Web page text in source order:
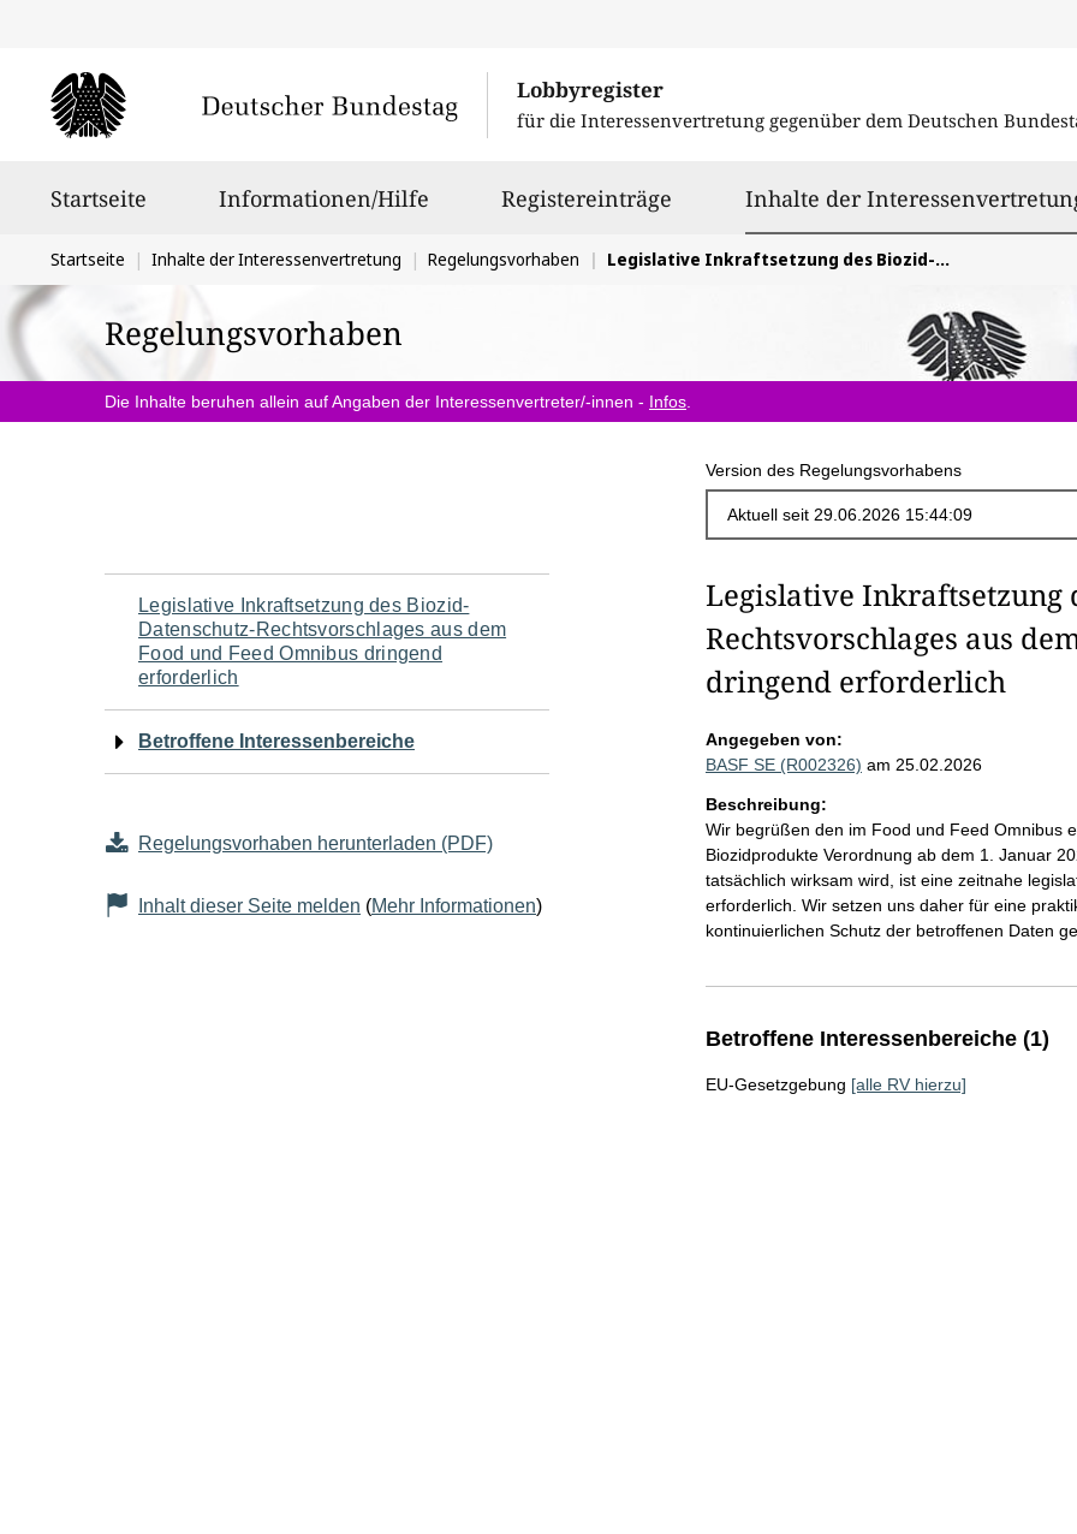
Lobbyregister
für die Interessenvertretung gegenüber dem Deutschen
Startseite Informationen/Hilfe Registereinträge Inhalte der
Sie
befinden
sich
hier:
Startseite Inhalte der Interessenvertretung Regelungsvorhaben Legislative Inkraftsetzung des Biozid-Datenschutz-Rechtsvorschlages aus dem Food und Feed Omnibus dringend erforderlich
Regelungsvorhaben
Die Inhalte beruhen allein auf Angaben der Interessenvertreter/-innen - Infos
Version des Regelungsvorhabens
Navigation
für
den
Seiteninhalt
Legislative Inkraftsetzung des Biozid-
Datenschutz-Rechtsvorschlages aus dem
Food und Feed Omnibus dringend
erforderlich
Betroffene Interessenbereiche
Regelungsvorhaben herunterladen (PDF)
Inhalt dieser Seite melden (Mehr Informationen)
Legislative Inkraftsetzung
Rechtsvorschlages aus
dringend erforderlich
Angegeben von:
BASF SE (R002326) am 25.02.2026
Beschreibung:
Wir begrüßen den im Food und Feed Omnibus
Biozidprodukte Verordnung ab dem 1. Januar
tatsächlich wirksam wird, ist eine zeitnahe
erforderlich. Wir setzen uns daher für eine
kontinuierlichen Schutz der betroffenen Daten
Betroffene Interessenbereiche (1)
EU-Gesetzgebung [alle RV hierzu]